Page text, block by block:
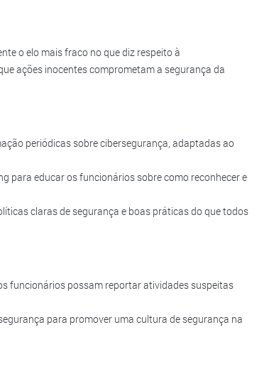
o elo mais fraco no que diz respeito à
ações inocentes comprometam a segurança da
periódicas sobre cibersegurança, adaptadas ao
para educar os funcionários sobre como reconhecer e
claras de segurança e boas práticas do que todos
funcionários possam reportar atividades suspeitas
para promover uma cultura de segurança na